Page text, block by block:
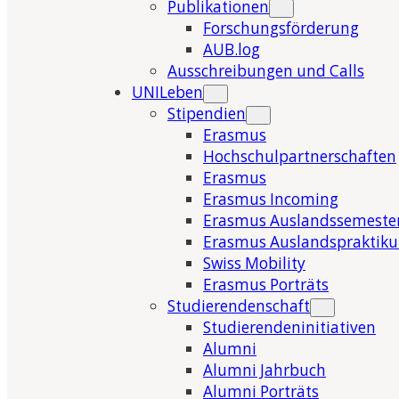
Publikationen
Forschungsförderung
AUB.log
Ausschreibungen und Calls
UNILeben
Stipendien
Erasmus
Hochschulpartnerschaften
Erasmus
Erasmus Incoming
Erasmus
Erasmus
Swiss Mobility
Erasmus Porträts
Studierendenschaft
Studierendeninitiativen
Alumni
Alumni Jahrbuch
Alumni Porträts